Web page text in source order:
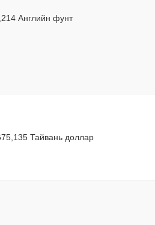
Английн фунт
Тайвань доллар